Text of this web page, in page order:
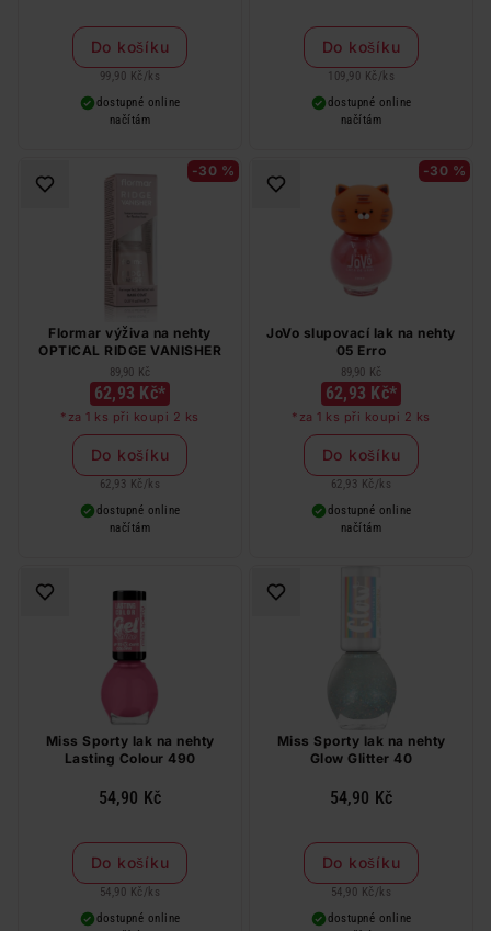
Do košíku
99,90 Kč / ks
dostupné online
načítám
Do košíku
109,90 Kč / ks
dostupné online
načítám
-30 %
Flormar výživa na nehty
OPTICAL RIDGE VANISHER
89,90 Kč
62,93 Kč*
*za 1 ks při koupi 2 ks
Do košíku
62,93 Kč / ks
dostupné online
načítám
-30 %
JoVo slupovací lak na nehty
05 Erro
89,90 Kč
62,93 Kč*
*za 1 ks při koupi 2 ks
Do košíku
62,93 Kč / ks
dostupné online
načítám
Miss Sporty lak na nehty
Lasting Colour 490
54,90 Kč
Do košíku
54,90 Kč / ks
dostupné online
Miss Sporty lak na nehty
Glow Glitter 40
54,90 Kč
Do košíku
54,90 Kč / ks
dostupné online